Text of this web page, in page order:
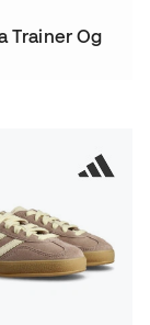
Trainer Og